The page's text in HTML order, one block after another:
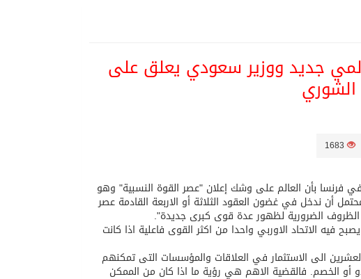
إلى القرن الثالث عشر الهجري
جديد ووزير سعودي يعلق على
1683
فرنسا بأن العالم على وشك إعلان "عصر القوة النسبية" وهو
أن ندخل في غضون العقود الثلاثة أو الاربعة القادمة عصر
الظروف الضرورية لظهور عدة قوى كبرى جديدة".
الاتحاد الاوربي واحدا من اكثر القوى فاعلية اذا كانت
الى الاستثمار في العلاقات والمؤسسات التى تمكنهم
أو الخصم. فالقضية الاهم هي رؤية ما اذا كان من الممكن